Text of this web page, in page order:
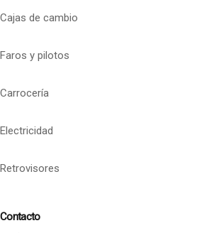
Cajas de cambio
Faros y pilotos
Carrocería
Electricidad
Retrovisores
Contacto